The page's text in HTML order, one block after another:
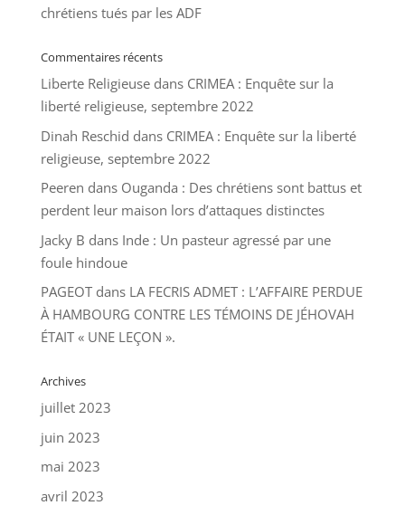
chrétiens tués par les ADF
Commentaires récents
Liberte Religieusedans CRIMEA : Enquête sur la
liberté religieuse, septembre 2022
Dinah Reschid dans CRIMEA : Enquête sur la liberté
religieuse, septembre 2022
Peeren dans Ouganda : Des chrétiens sont battus et
perdent leur maison lors d’attaques distinctes
Jacky B dans Inde : Un pasteur agressé par une
foule hindoue
PAGEOTdans LA FECRIS ADMET : L’AFFAIRE PERDUE
À HAMBOURG CONTRE LES TÉMOINS DE JÉHOVAH
ÉTAIT « UNE LEÇON ».
Archives
juillet 2023
juin 2023
mai 2023
avril 2023